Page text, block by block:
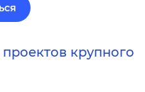
крупного